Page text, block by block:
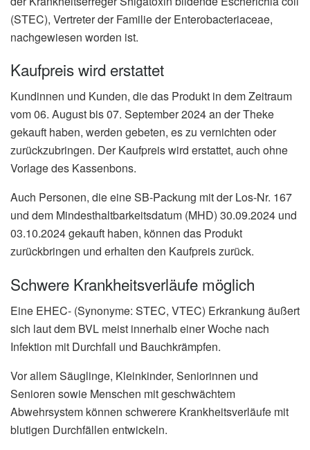
(STEC), Vertreter der Familie der Enterobacteriaceae,
nachgewiesen worden ist.
Kaufpreis wird erstattet
Kundinnen und Kunden, die das Produkt in dem Zeitraum
vom 06. August bis 07. September 2024 an der Theke
gekauft haben, werden gebeten, es zu vernichten oder
zurückzubringen. Der Kaufpreis wird erstattet, auch ohne
Vorlage des Kassenbons.
Auch Personen, die eine SB-Packung mit der Los-Nr. 167
und dem Mindesthaltbarkeitsdatum (MHD) 30.09.2024 und
03.10.2024 gekauft haben, können das Produkt
zurückbringen und erhalten den Kaufpreis zurück.
Schwere Krankheitsverläufe möglich
Eine EHEC- (Synonyme: STEC, VTEC) Erkrankung äußert
sich laut dem BVL meist innerhalb einer Woche nach
Infektion mit Durchfall und Bauchkrämpfen.
Vor allem Säuglinge, Kleinkinder, Seniorinnen und
Senioren sowie Menschen mit geschwächtem
Abwehrsystem können schwerere Krankheitsverläufe mit
blutigen Durchfällen entwickeln.